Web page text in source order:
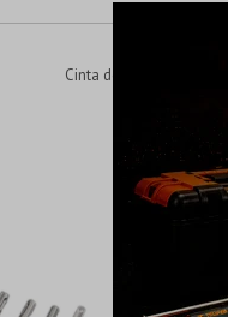
Cinta de lijado de 5